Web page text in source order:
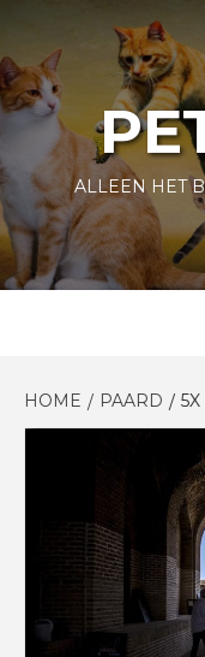
content
ALLEEN HET
HOME PAARD